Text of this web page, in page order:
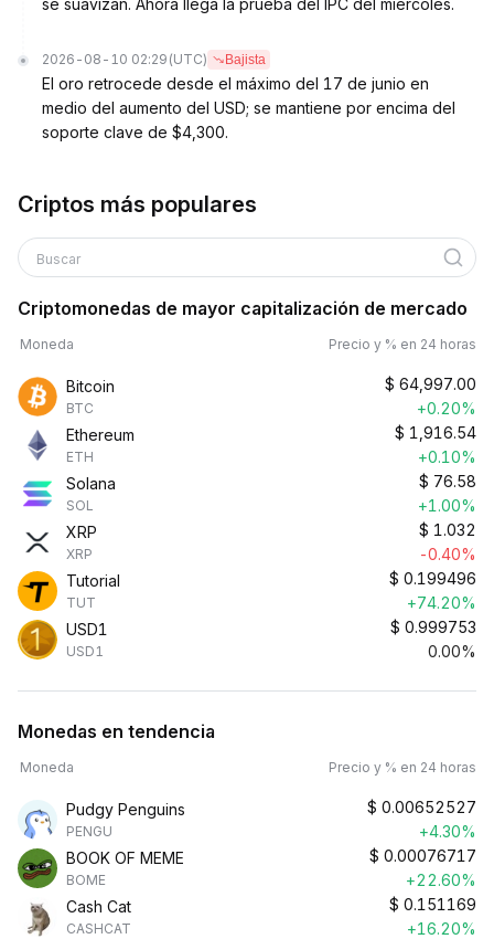
se suavizan. Ahora llega la prueba del IPC del miércoles.
2026-08-10 02:29 (UTC) Bajista
El oro retrocede desde el máximo del 17 de junio en
medio del aumento del USD; se mantiene por encima del
soporte clave de $4,300.
Criptos más populares
Buscar
Criptomonedas de mayor capitalización de mercado
Moneda Precio y % en 24 horas
Bitcoin
BTC
$ 64,997.00
+0.20%
Ethereum
ETH
$ 1,916.54
+0.10%
Solana
SOL
$ 76.58
+1.00%
XRP
XRP
$ 1.032
-0.40%
Tutorial
TUT
$ 0.199496
+74.20%
USD1
USD1
$ 0.999753
0.00%
Monedas en tendencia
Moneda Precio y % en 24 horas
Pudgy Penguins
PENGU
$ 0.00652527
+4.30%
BOOK OF MEME
BOME
$ 0.00076717
+22.60%
Cash Cat
CASHCAT
$ 0.151169
+16.20%